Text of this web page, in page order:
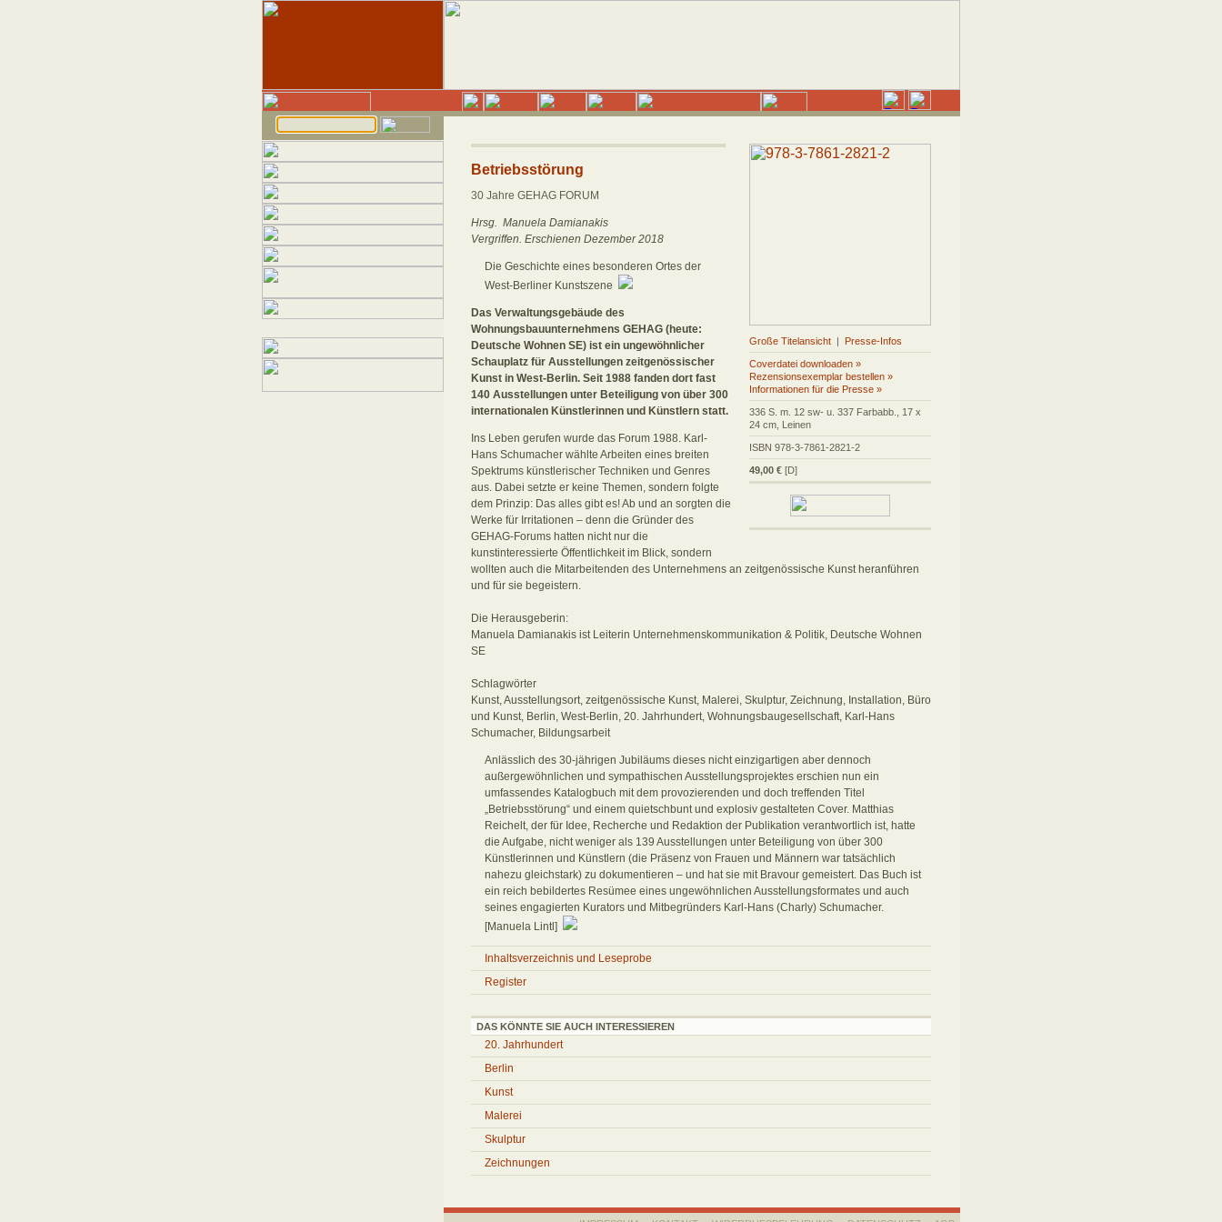
Große Titelansicht | Presse-Infos
Coverdatei downloaden »
Rezensionsexemplar bestellen »
Informationen für die Presse »
336 S. m. 12 sw- u. 337 Farbabb., 17 x
24 cm, Leinen
ISBN 978-3-7861-2821-2
49,00 € [D]
Betriebsstörung
30 Jahre GEHAG FORUM
Hrsg. Manuela Damianakis
Vergriffen. Erschienen Dezember 2018
Die Geschichte eines besonderen Ortes der
West-Berliner Kunstszene
Das Verwaltungsgebäude des
Wohnungsbauunternehmens GEHAG (heute:
Deutsche Wohnen SE) ist ein ungewöhnlicher
Schauplatz für Ausstellungen zeitgenössischer
Kunst in West-Berlin. Seit 1988 fanden dort fast
140 Ausstellungen unter Beteiligung von über 300
internationalen Künstlerinnen und Künstlern statt.
Ins Leben gerufen wurde das Forum 1988. Karl-
Hans Schumacher wählte Arbeiten eines breiten
Spektrums künstlerischer Techniken und Genres
aus. Dabei setzte er keine Themen, sondern folgte
dem Prinzip: Das alles gibt es! Ab und an sorgten die
Werke für Irritationen – denn die Gründer des
GEHAG-Forums hatten nicht nur die
kunstinteressierte Öffentlichkeit im Blick, sondern
wollten auch die Mitarbeitenden des Unternehmens an zeitgenössische Kunst heranführen
und für sie begeistern.
Die Herausgeberin:
Manuela Damianakis ist Leiterin Unternehmenskommunikation & Politik, Deutsche Wohnen
SE
Schlagwörter
Kunst, Ausstellungsort, zeitgenössische Kunst, Malerei, Skulptur, Zeichnung, Installation, Büro
und Kunst, Berlin, West-Berlin, 20. Jahrhundert, Wohnungsbaugesellschaft, Karl-Hans
Schumacher, Bildungsarbeit
Anlässlich des 30-jährigen Jubiläums dieses nicht einzigartigen aber dennoch
außergewöhnlichen und sympathischen Ausstellungsprojektes erschien nun ein
umfassendes Katalogbuch mit dem provozierenden und doch treffenden Titel
„Betriebsstörung“ und einem quietschbunt und explosiv gestalteten Cover. Matthias
Reichelt, der für Idee, Recherche und Redaktion der Publikation verantwortlich ist, hatte
die Aufgabe, nicht weniger als 139 Ausstellungen unter Beteiligung von über 300
Künstlerinnen und Künstlern (die Präsenz von Frauen und Männern war tatsächlich
nahezu gleichstark) zu dokumentieren – und hat sie mit Bravour gemeistert. Das Buch ist
ein reich bebildertes Resümee eines ungewöhnlichen Ausstellungsformates und auch
seines engagierten Kurators und Mitbegründers Karl-Hans (Charly) Schumacher.
[Manuela Lintl]
Inhaltsverzeichnis und Leseprobe
Register
DAS KÖNNTE SIE AUCH INTERESSIEREN
20. Jahrhundert
Berlin
Kunst
Malerei
Skulptur
Zeichnungen